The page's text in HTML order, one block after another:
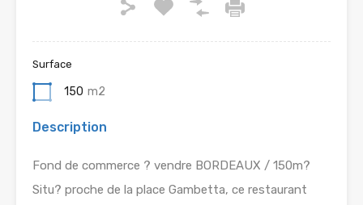
Surface
150 m2
Description
Fond de commerce ? vendre BORDEAUX / 150m?
Situ? proche de la place Gambetta, ce restaurant